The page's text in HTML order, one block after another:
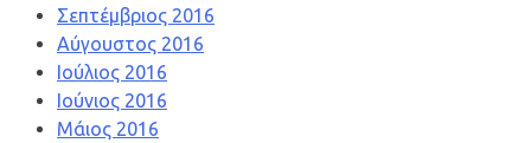
Σεπτέμβριος 2016
Αύγουστος 2016
Ιούλιος 2016
Ιούνιος 2016
Μάιος 2016